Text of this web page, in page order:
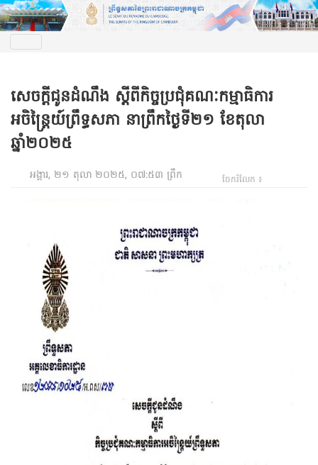
សេចក្តីជូនដំណឹង ស្តីពីកិច្ចប្រជុំគណៈកម្មាធិការ
អចិន្ត្រៃយ៍ព្រឹទ្ធសភា នាព្រឹកថ្ងៃទី២១ ខែតុលា
ឆ្នាំ២០២៥
អង្គារ, ២១ តុលា ២០២៥, ០៧:៥៣ ព្រឹក ចែករំលែក ៖